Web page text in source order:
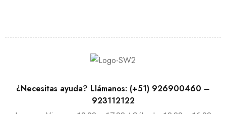
¿Necesitas ayuda? Llámanos: (+51) 926900460 –
923112122